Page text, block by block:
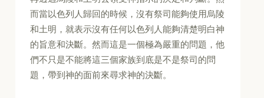
而當以色列人歸回的時候，沒有祭司能夠使用烏陵
和土明，就表示沒有任何以色列人能夠清楚明白神
的旨意和決斷。然而這是一個極為嚴重的問題，他
們不只是不能將這三個家族到底是不是祭司的問
題，帶到神的面前來尋求神的決斷。